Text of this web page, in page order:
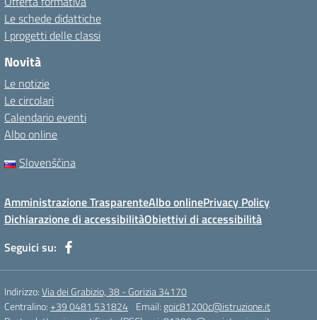
Le schede didattiche
I progetti delle classi
Novità
Le notizie
Le circolari
Calendario eventi
Albo online
Slovenščina
Amministrazione TrasparenteAlbo onlinePrivacy Policy
Dichiarazione di accessibilitàObiettivi di accessibilità
Seguici su:
Indirizzo:Via dei Grabizio, 38 - Gorizia 34170
Centralino:+39 0481 531824 Email: goic81200c@istruzione.it